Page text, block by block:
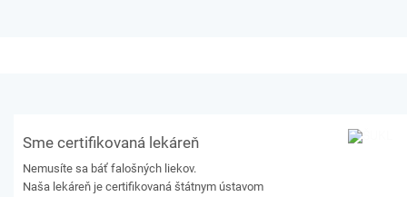
Sme certifikovaná lekáreň
Nemusíte sa báť falošných liekov.
Naša lekáreň je certifikovaná štátnym ústavom